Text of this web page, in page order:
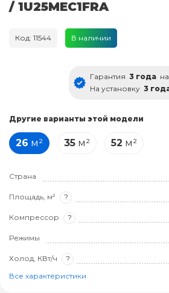
/ 1U25MEC1FRA
Код: 11544 В наличии
Гарантия 3 года
На установку 3
Другие варианты этой модели
26 м² 35 м² 52 м²
Страна
Площадь, м² ?
Компрессор ?
Режимы
Холод, КВт/ч ?
Все характеристики